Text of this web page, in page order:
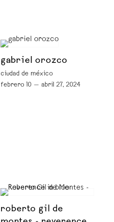
gabriel orozco
ciudad de méxico
febrero 10 — abril 27, 2024
roberto gil de